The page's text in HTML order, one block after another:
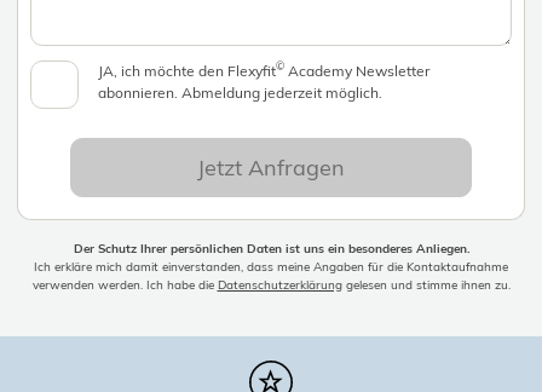
JA, ich möchte den Flexyfit© Academy Newsletter
abonnieren. Abmeldung jederzeit möglich.
Jetzt Anfragen
Der Schutz Ihrer persönlichen Daten ist uns ein besonderes Anliegen.
Ich erkläre mich damit einverstanden, dass meine Angaben für die Kontaktaufnahme
verwenden werden. Ich habe die Datenschutzerklärunggelesen und stimme ihnen zu.